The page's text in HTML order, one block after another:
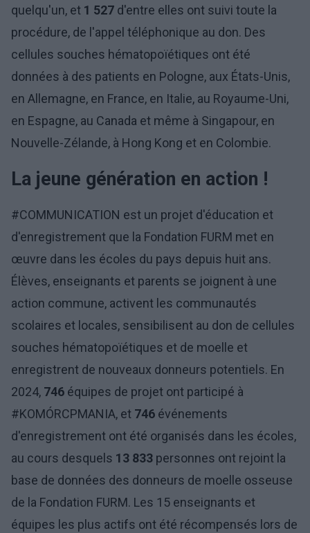
quelqu'un, et 1 527 d'entre elles ont suivi toute la
procédure, de l'appel téléphonique au don. Des
cellules souches hématopoïétiques ont été
données à des patients en Pologne, aux États-Unis,
en Allemagne, en France, en Italie, au Royaume-Uni,
en Espagne, au Canada et même à Singapour, en
Nouvelle-Zélande, à Hong Kong et en Colombie.
La jeune génération en action !
#COMMUNICATION est un projet d'éducation et
d'enregistrement que la Fondation FURM met en
œuvre dans les écoles du pays depuis huit ans.
Élèves, enseignants et parents se joignent à une
action commune, activent les communautés
scolaires et locales, sensibilisent au don de cellules
souches hématopoïétiques et de moelle et
enregistrent de nouveaux donneurs potentiels. En
2024, 746 équipes de projet ont participé à
#KOMÓRCPMANIA, et 746 événements
d'enregistrement ont été organisés dans les écoles,
au cours desquels 13 833 personnes ont rejoint la
base de données des donneurs de moelle osseuse
de la Fondation FURM. Les 15 enseignants et
équipes les plus actifs ont été récompensés lors de